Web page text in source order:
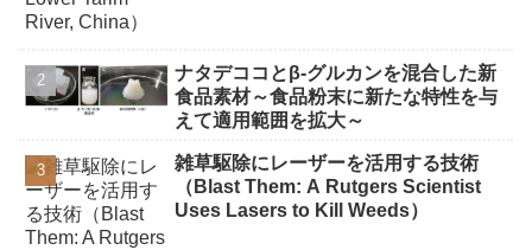
ナタデココとβ-グルカンを混合した新
食品素材～食品粉末に新たな特性を与
えて適用範囲を拡大～
雑草駆除にレーザーを活用する技術
（Blast Them: A Rutgers Scientist
Uses Lasers to Kill Weeds）